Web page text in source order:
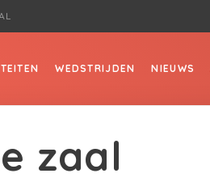
WEDSTRIJDEN NIEUWS
zaal